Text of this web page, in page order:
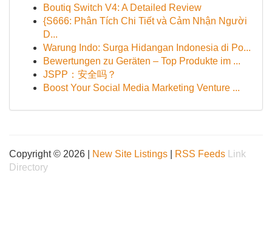
Boutiq Switch V4: A Detailed Review
{S666: Phân Tích Chi Tiết và Cảm Nhận Người
D...
Warung Indo: Surga Hidangan Indonesia di Po...
Bewertungen zu Geräten – Top Produkte im ...
JSPP：安全吗？
Boost Your Social Media Marketing Venture ...
Copyright © 2026 | New Site Listings RSS Feeds
Link
Directory